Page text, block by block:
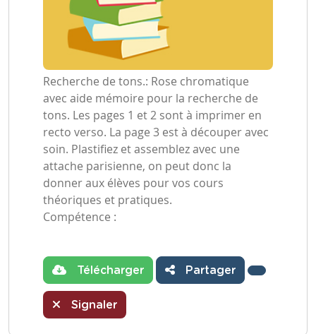
Recherche de tons.: Rose chromatique
avec aide mémoire pour la recherche de
tons. Les pages 1 et 2 sont à imprimer en
recto verso. La page 3 est à découper avec
soin. Plastifiez et assemblez avec une
attache parisienne, on peut donc la
donner aux élèves pour vos cours
théoriques et pratiques.
Compétence :
Télécharger Partager
Signaler